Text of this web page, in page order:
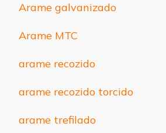
Arame galvanizado
Arame MTC
arame recozido
arame recozido torcido
arame trefilado